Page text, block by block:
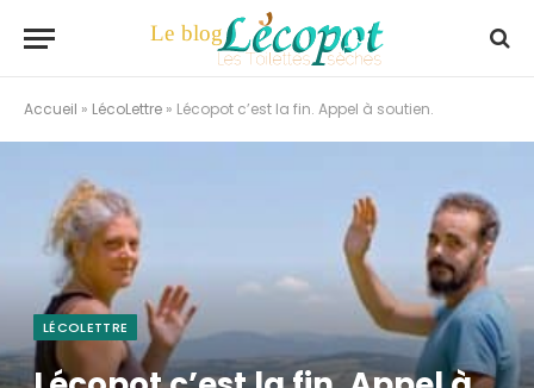
Accueil » LécoLettre » Lécopot c’est la fin. Appel à soutien.
LÉCOLETTRE